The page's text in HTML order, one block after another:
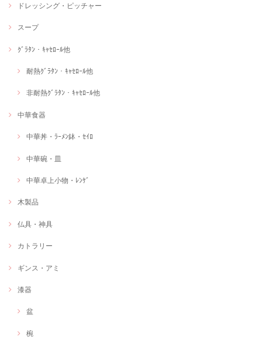
ドレッシング・ピッチャー
スープ
ｸﾞﾗﾀﾝ・ｷｬｾﾛｰﾙ他
耐熱ｸﾞﾗﾀﾝ・ｷｬｾﾛｰﾙ他
非耐熱ｸﾞﾗﾀﾝ・ｷｬｾﾛｰﾙ他
中華食器
中華丼・ﾗｰﾒﾝ鉢・ｾｲﾛ
中華碗・皿
中華卓上小物・ﾚﾝｹﾞ
木製品
仏具・神具
カトラリー
ギンス・アミ
漆器
盆
椀